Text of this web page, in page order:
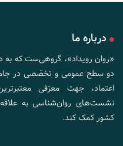
درباره ما
«روان رویداد»، گروهی‌ست که
دو سطح عمومی و تخصّصی در
اعتماد، جهت معرّفی
نشست‌های روان‌شناسی به
کشور کمک کند.